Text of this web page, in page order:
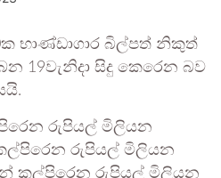
භාණ්ඩාගාර බිල්පත් නිකුත්
19වැනිදා සිදු කෙරෙන බව
රුපියල් මිලියන
කල්පිරෙන රුපියල් මිලියන
කල්පිරෙන රුපියල් මිලියන